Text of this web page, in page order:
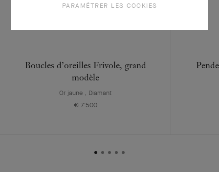
Boucles d’oreilles Frivole, grand
modèle
Or jaune , Diamant
€ 7'500
PARAMÉTRER LES COOKIES